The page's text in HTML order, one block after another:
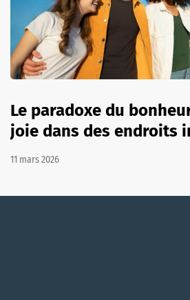
Le paradoxe du
joie dans des endroits
11 mars 2026